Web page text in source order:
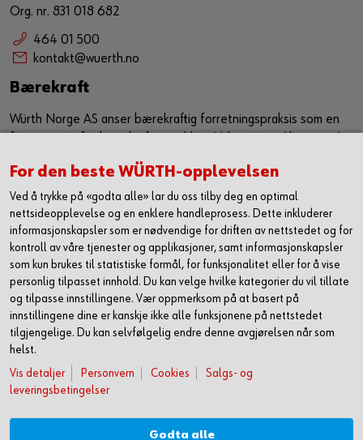
Org. nr. 831 018 682
464 01 500
kontakt@wuerth.no
Bærekraft
Würth Norge AS anser bærekraftig forretningspraksis som en
jobber sammen med vår eksiterende strategi for å ytterligere
forbedre, samt utvikle våre leveranser i markedet. Vi ønsker
med dette å utgjøre en positiv påvirkning både på samfunn og
miljø.
Les mer om hvordan vi jobber med HMS og
bærekraft
For den beste WÜRTH-opplevelsen
Ved å trykke på «godta alle» lar du oss tilby deg en optimal
nettsideopplevelse og en enklere handleprosess. Dette inkluderer
informasjonskapsler som er nødvendige for driften av nettstedet og for
kontroll av våre tjenester og applikasjoner, samt informasjonskapsler
som kun brukes til statistiske formål, for funksjonalitet eller for å vise
personlig tilpasset innhold. Du kan velge hvilke kategorier du vil tillate
og tilpasse innstillingene. Vær oppmerksom på at basert på
innstillingene dine er kanskje ikke alle funksjonene på nettstedet
tilgjengelige. Du kan selvfølgelig endre denne avgjørelsen når som
helst.
Vis detaljer
Personvern Cookies
Salgs- og
leveringsbetingelser
Godta alle